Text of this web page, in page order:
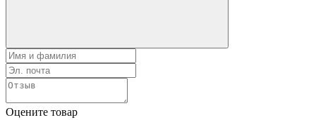
Оцените товар